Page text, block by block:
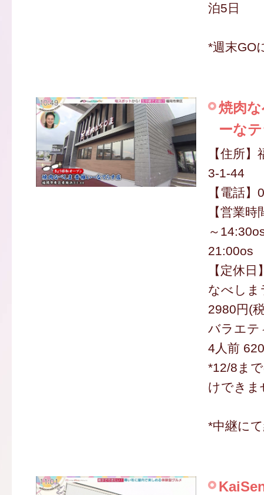
泊5日
*週末GO
焼肉
ーな
【住所
3-1-44
【電話
【営業
～
21:00os
【定休
なべしま
2980円(
バラエテ
4人前
*12/8ま
けできま
*中継に